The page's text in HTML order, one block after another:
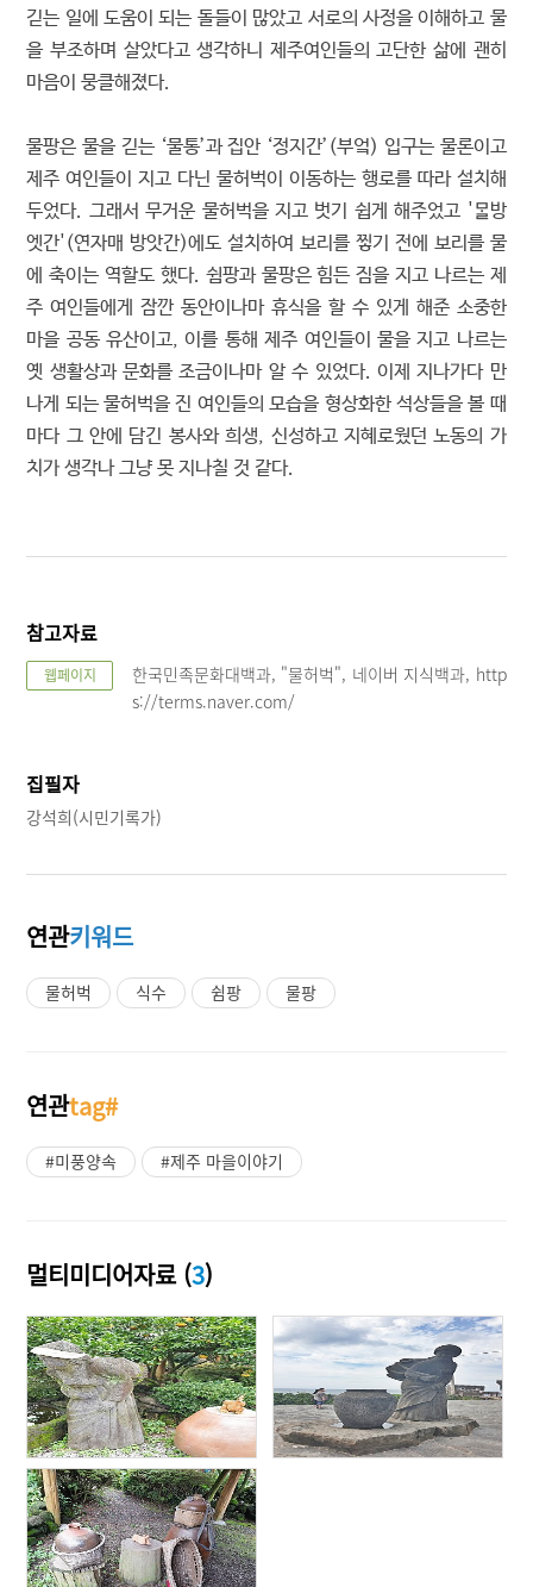
긷는 일에 도움이 되는 돌들이 많았고 서로의 사정을 이해하고 물
을 부조하며 살았다고 생각하니 제주여인들의 고단한 삶에 괜히
마음이 뭉클해졌다.
물팡은 물을 긷는 ‘물통’과 집안 ‘정지간’(부엌) 입구는 물론이고
제주 여인들이 지고 다닌 물허벅이 이동하는 행로를 따라 설치해
두었다. 그래서 무거운 물허벅을 지고 벗기 쉽게 해주었고 '방
엣간'(연자매 방앗간)에도 설치하여 보리를 찧기 전에 보리를 물
에 축이는 역할도 했다. 쉼팡과 물팡은 힘든 짐을 지고 나르는 제
주 여인들에게 잠깐 동안이나마 휴식을 할 수 있게 해준 소중한
마을 공동 유산이고, 이를 통해 제주 여인들이 물을 지고 나르는
옛 생활상과 문화를 조금이나마 알 수 있었다. 이제 지나가다 만
나게 되는 물허벅을 진 여인들의 모습을 형상화한 석상들을 볼 때
마다 그 안에 담긴 봉사와 희생, 신성하고 지혜로웠던 노동의 가
치가 생각나 그냥 못 지나칠 것 같다.
참고자료
웹페이지
한국민족문화대백과, "물허벅", 네이버 지식백과, http
s://terms.naver.com/
집필자
강석희(시민기록가)
연관키워드
물허벅 식수 쉼팡 물팡
연관tag#
#미풍양속 #제주 마을이야기
멀티미디어자료 (3)